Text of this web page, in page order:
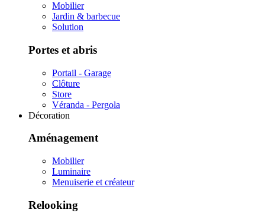
Mobilier
Jardin & barbecue
Solution
Portes et abris
Portail - Garage
Clôture
Store
Véranda - Pergola
Décoration
Aménagement
Mobilier
Luminaire
Menuiserie et créateur
Relooking